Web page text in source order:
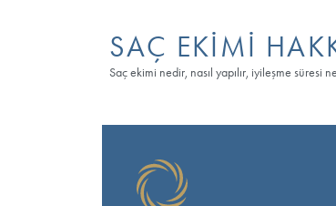
Hızlı iyileşen saç ekimi
doğal, sağlıklı ve planlanan
sonra hassaslaşmış olan derideki